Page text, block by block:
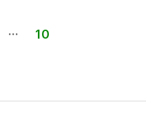
…
10